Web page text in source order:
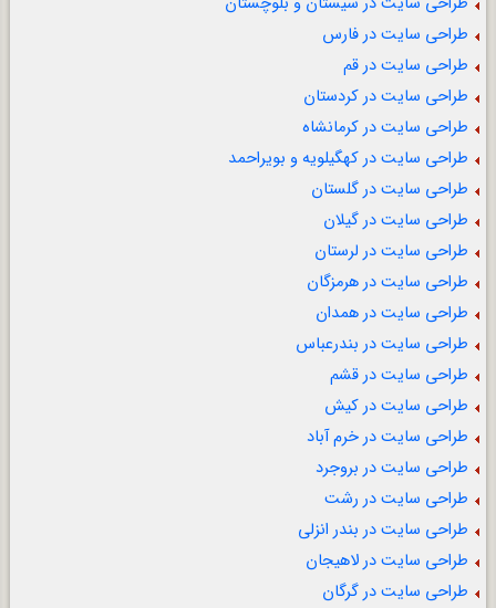
طراحی سایت در فارس
طراحی سایت در قم
طراحی سایت در کردستان
طراحی سایت در کرمانشاه
طراحی سایت در کهگیلویه و بویراحمد
طراحی سایت در گلستان
طراحی سایت در گیلان
طراحی سایت در لرستان
طراحی سایت در هرمزگان
طراحی سایت در همدان
طراحی سایت در بندرعباس
طراحی سایت در قشم
طراحی سایت در کیش
طراحی سایت در خرم آباد
طراحی سایت در بروجرد
طراحی سایت در رشت
طراحی سایت در بندر انزلی
طراحی سایت در لاهیجان
طراحی سایت در گرگان